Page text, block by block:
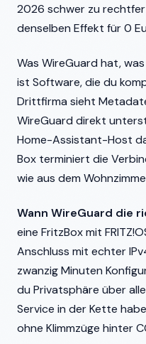
2026 schwer zu
denselben Effekt für 0
Was WireGuard hat,
ist Software, die du
Drittfirma sieht
WireGuard direkt
Home-Assistant-Host
Box terminiert die
wie aus dem
Wann WireGuard die
eine FritzBox mit
Anschluss mit echter
zwanzig Minuten
du Privatsphäre über
Service in der Kette
ohne Klimmzüge hinter